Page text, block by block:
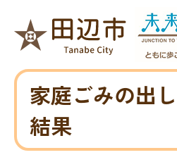
家庭ごみの出
結果